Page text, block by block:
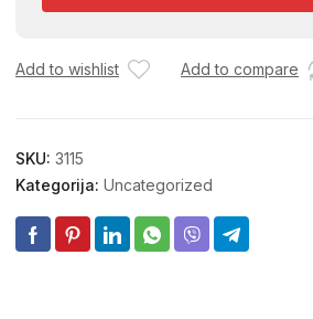
količina
Add to wishlist Add to compare
SKU: 3115
Kategorija: Uncategorized